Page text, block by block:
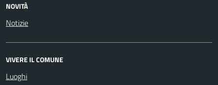
NOVITÀ
Notizie
VIVERE IL COMUNE
Luoghi